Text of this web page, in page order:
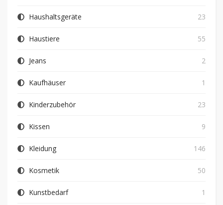
Haushaltsgeräte 23
Haustiere 55
Jeans 2
Kaufhäuser 1
Kinderzubehör 23
Kissen 9
Kleidung 146
Kosmetik 50
Kunstbedarf 1